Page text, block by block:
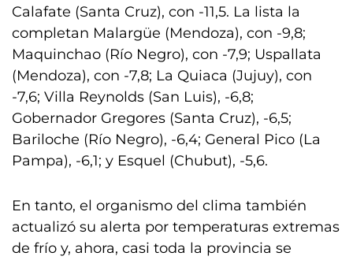
Calafate (Santa Cruz), con -11,5. La lista la
completan Malargüe (Mendoza), con -9,8;
Maquinchao (Río Negro), con -7,9; Uspallata
(Mendoza), con -7,8; La Quiaca (Jujuy), con
-7,6; Villa Reynolds (San Luis), -6,8;
Gobernador Gregores (Santa Cruz), -6,5;
Bariloche (Río Negro), -6,4; General Pico (La
Pampa), -6,1; y Esquel (Chubut), -5,6.
En tanto, el organismo del clima también
actualizó su alerta por temperaturas extremas
de frío y, ahora, casi toda la provincia se